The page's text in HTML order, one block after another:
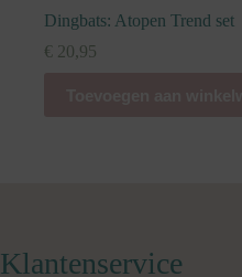
Dingbats: Atopen Trend set
€ 20,95
Klantenservice